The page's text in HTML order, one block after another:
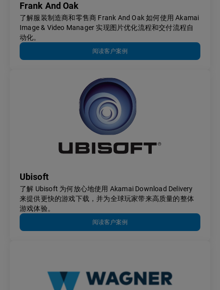
Frank And Oak
了解服装制造商和零售商 Frank And Oak 如何使用 Akamai
Image & Video Manager 实现图片优化流程和交付流程自
动化。
阅读客户案例
Ubisoft
了解 Ubisoft 为何放心地使用 Akamai Download Delivery
来提供更快的游戏下载，并为全球玩家带来高质量的整体
游戏体验。
阅读客户案例